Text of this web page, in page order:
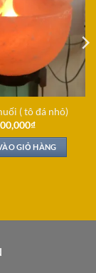
( tô đá nhỏ)
₫
GIỎ HÀNG